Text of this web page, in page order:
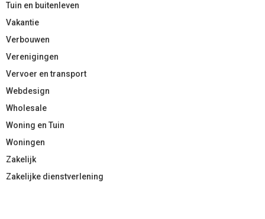
Tuin en buitenleven
Vakantie
Verbouwen
Verenigingen
Vervoer en transport
Webdesign
Wholesale
Woning en Tuin
Woningen
Zakelijk
Zakelijke dienstverlening